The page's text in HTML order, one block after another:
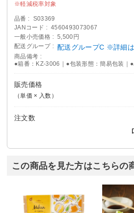
軽減税率対象
品番
S03369
JANコード
4560493073067
一般小売価格
5,500円
配送グループ
配送グループC ※詳細
商品備考
●箱番：KZ-3006｜●包装形態：簡易包装
販売価格
（単価 × 入数）
注文数
この商品を見た方はこちらの